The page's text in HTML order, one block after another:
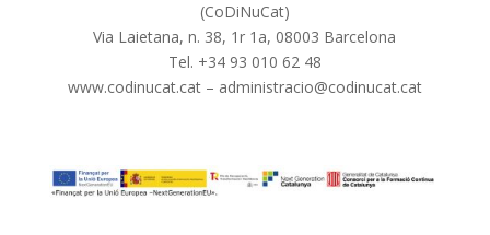
(CoDiNuCat)
Via Laietana, n. 38, 1r 1a, 08003 Barcelona
Tel. +34 93 010 62 48
www.codinucat.cat – administracio@codinucat.cat